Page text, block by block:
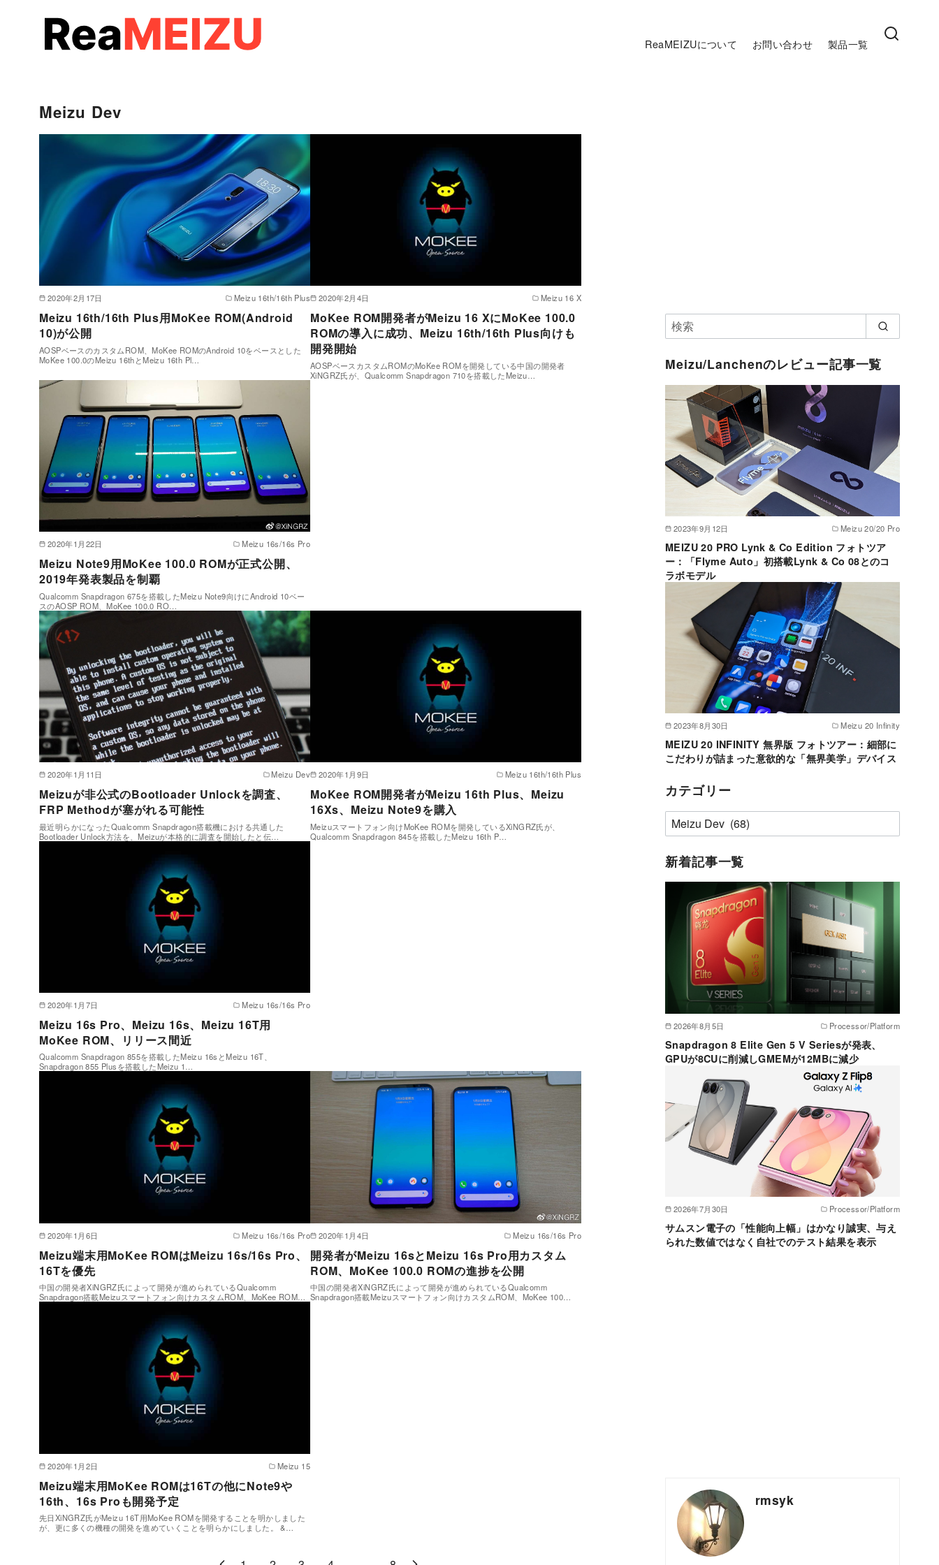
ReaMEIZUについて お問い合わせ 製品一覧
Meizu Dev
2020年2月17日 Meizu 16th/16th Plus
Meizu 16th/16th Plus用MoKee ROM(Android
10)が公開
AOSPベースのカスタムROM、MoKee ROMのAndroid 10をベースとした
MoKee 100.0のMeizu 16thとMeizu 16th Pl…
2020年2月4日 Meizu 16 X
MoKee ROM開発者がMeizu 16 XにMoKee 100.0
ROMの導入に成功、Meizu 16th/16th Plus向けも
開発開始
AOSPベースカスタムROMのMoKee ROMを開発している中国の開発者
XiNGRZ氏が、Qualcomm Snapdragon 710を搭載したMeizu…
2020年1月22日 Meizu 16s/16s Pro
Meizu Note9用MoKee 100.0 ROMが正式公開、
2019年発表製品を制覇
Qualcomm Snapdragon 675を搭載したMeizu Note9向けにAndroid 10ベー
スのAOSP ROM、MoKee 100.0 RO…
2020年1月11日 Meizu Dev
Meizuが非公式のBootloader Unlockを調査、
FRP Methodが塞がれる可能性
最近明らかになったQualcomm Snapdragon搭載機における共通した
Bootloader Unlock方法を、Meizuが本格的に調査を開始したと伝…
2020年1月9日 Meizu 16th/16th Plus
MoKee ROM開発者がMeizu 16th Plus、Meizu
16Xs、Meizu Note9を購入
Meizuスマートフォン向けMoKee ROMを開発しているXiNGRZ氏が、
Qualcomm Snapdragon 845を搭載したMeizu 16th P…
2020年1月7日 Meizu 16s/16s Pro
Meizu 16s Pro、Meizu 16s、Meizu 16T用
MoKee ROM、リリース間近
Qualcomm Snapdragon 855を搭載したMeizu 16sとMeizu 16T、
Snapdragon 855 Plusを搭載したMeizu 1…
2020年1月6日 Meizu 16s/16s Pro
Meizu端末用MoKee ROMはMeizu 16s/16s Pro、
16Tを優先
中国の開発者XiNGRZ氏によって開発が進められているQualcomm
Snapdragon搭載Meizuスマートフォン向けカスタムROM、MoKee ROM…
2020年1月4日 Meizu 16s/16s Pro
開発者がMeizu 16sとMeizu 16s Pro用カスタム
ROM、MoKee 100.0 ROMの進捗を公開
中国の開発者XiNGRZ氏によって開発が進められているQualcomm
Snapdragon搭載Meizuスマートフォン向けカスタムROM、MoKee 100…
2020年1月2日 Meizu 15
Meizu端末用MoKee ROMは16Tの他にNote9や
16th、16s Proも開発予定
先日XiNGRZ氏がMeizu 16T用MoKee ROMを開発することを明かしました
が、更に多くの機種の開発を進めていくことを明らかにしました。 &…
Meizu/Lanchenのレビュー記事一覧
2023年9月12日 Meizu 20/20 Pro
MEIZU 20 PRO Lynk & Co Edition フォトツア
ー：「Flyme Auto」初搭載Lynk & Co 08とのコ
ラボモデル
2023年8月30日 Meizu 20 Infinity
MEIZU 20 INFINITY 無界版 フォトツアー：細部に
こだわりが詰まった意欲的な「無界美学」デバイス
カテゴリー
カ
テ
ゴ
新着記事一覧
2026年8月5日 Processor/Platform
Snapdragon 8 Elite Gen 5 V Seriesが発表、
GPUが8CUに削減しGMEMが12MBに減少
2026年7月30日 Processor/Platform
サムスン電子の「性能向上幅」はかなり誠実、与え
られた数値ではなく自社でのテスト結果を表示
rmsyk